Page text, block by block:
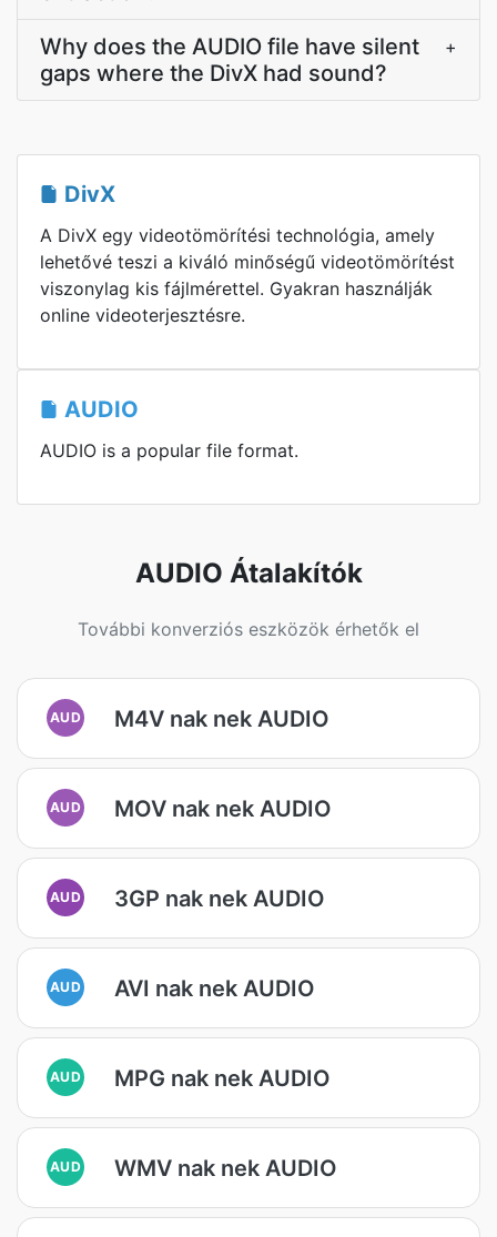
Why does the AUDIO file have silent
gaps where the DivX had sound?
+
DivX
A DivX egy videotömörítési technológia, amely
lehetővé teszi a kiváló minőségű videotömörítést
viszonylag kis fájlmérettel. Gyakran használják
online videoterjesztésre.
AUDIO
AUDIO is a popular file format.
AUDIO Átalakítók
További konverziós eszközök érhetők el
AUD M4V nak nek AUDIO
AUD MOV nak nek AUDIO
AUD 3GP nak nek AUDIO
AUD AVI nak nek AUDIO
AUD MPG nak nek AUDIO
AUD WMV nak nek AUDIO